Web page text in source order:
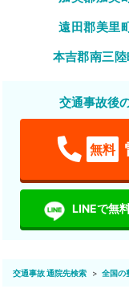
遠田郡美里
本吉郡南三
交通事故後
無料
LINEで無
交通事故 通院先検索 全国の